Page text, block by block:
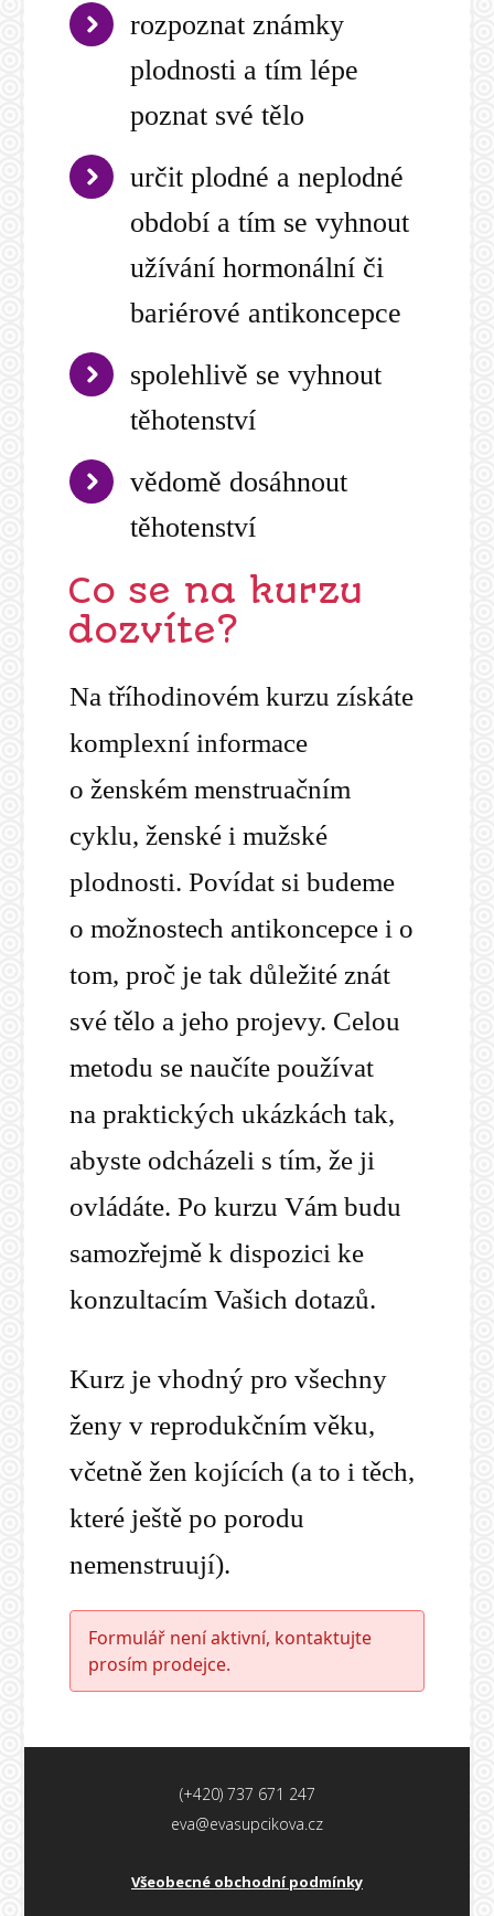
rozpoznat známky
plodnosti a tím lépe
poznat své tělo
určit plodné a neplodné
období a tím se vyhnout
užívání hormonální či
bariérové antikoncepce
spolehlivě se vyhnout
těhotenství
vědomě dosáhnout
těhotenství
Co se na kurzu
dozvíte?
Na tříhodinovém kurzu získáte
komplexní informace
o ženském menstruačním
cyklu, ženské i mužské
plodnosti. Povídat si budeme
o možnostech antikoncepce i o
tom, proč je tak důležité znát
své tělo a jeho projevy. Celou
metodu se naučíte používat
na praktických ukázkách tak,
abyste odcházeli s tím, že ji
ovládáte. Po kurzu Vám budu
samozřejmě k dispozici ke
konzultacím Vašich dotazů.
Kurz je vhodný pro všechny
ženy v reprodukčním věku,
včetně žen kojících (a to i těch,
které ještě po porodu
nemenstruují).
Formulář není aktivní, kontaktujte
prosím prodejce.
(+420) 737 671 247
eva@evasupcikova.cz
Všeobecné obchodní podmínky